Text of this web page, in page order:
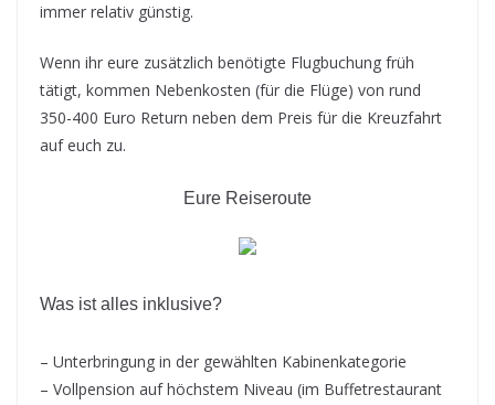
immer relativ günstig.
Wenn ihr eure zusätzlich benötigte Flugbuchung früh
tätigt, kommen Nebenkosten (für die Flüge) von rund
350-400 Euro Return neben dem Preis für die Kreuzfahrt
auf euch zu.
Eure Reiseroute
Was ist alles inklusive?
– Unterbringung in der gewählten Kabinenkategorie
– Vollpension auf höchstem Niveau (im Buffetrestaurant